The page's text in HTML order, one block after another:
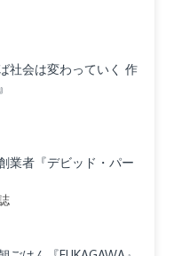
社会は変わっていく 作
業者『デビッド・パー